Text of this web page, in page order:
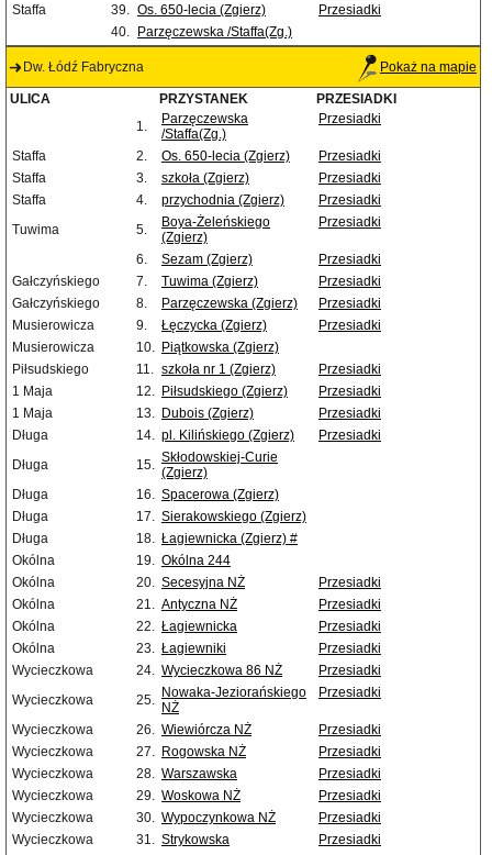
Staffa
39. Os. 650-lecia (Zgierz)
Przesiadki
40.
Parzęczewska /Staffa(Zg.)
Dw. Łódź Fabryczna Pokaż na mapie
ULICA PRZYSTANEK
PRZESIADKI
1.
Parzęczewska
/Staffa(Zg.)
Przesiadki
Staffa 2. Os. 650-lecia (Zgierz)
Przesiadki
Staffa
3. szkoła (Zgierz)
Przesiadki
Staffa
4. przychodnia (Zgierz)
Przesiadki
Tuwima
5.
Boya-Żeleńskiego
(Zgierz)
Przesiadki
6. Sezam (Zgierz)
Przesiadki
Gałczyńskiego
7. Tuwima (Zgierz)
Przesiadki
Gałczyńskiego
8. Parzęczewska (Zgierz)
Przesiadki
Musierowicza
9. Łęczycka (Zgierz)
Przesiadki
Musierowicza
10. Piątkowska (Zgierz)
Piłsudskiego
11. szkoła nr 1 (Zgierz)
Przesiadki
1 Maja
12. Piłsudskiego (Zgierz)
Przesiadki
1 Maja
13. Dubois (Zgierz)
Przesiadki
Długa
14. pl. Kilińskiego (Zgierz)
Przesiadki
Długa
15. Skłodowskiej-Curie
(Zgierz)
Długa
16. Spacerowa (Zgierz)
Długa
17. Sierakowskiego (Zgierz)
Długa
18. Łagiewnicka (Zgierz) #
Okólna
19. Okólna 244
Okólna
20. Secesyjna NŻ
Przesiadki
Okólna
21. Antyczna NŻ
Przesiadki
Okólna
22. Łagiewnicka
Przesiadki
Okólna
23. Łagiewniki
Przesiadki
Wycieczkowa
24. Wycieczkowa 86 NŻ
Przesiadki
Wycieczkowa
25. Nowaka-Jeziorańskiego
NŻ
Przesiadki
Wycieczkowa 26. Wiewiórcza NŻ
Przesiadki
Wycieczkowa
27. Rogowska NŻ
Przesiadki
Wycieczkowa
28. Warszawska
Przesiadki
Wycieczkowa
29. Woskowa NŻ
Przesiadki
Wycieczkowa
30. Wypoczynkowa NŻ
Przesiadki
Wycieczkowa
31. Strykowska
Przesiadki